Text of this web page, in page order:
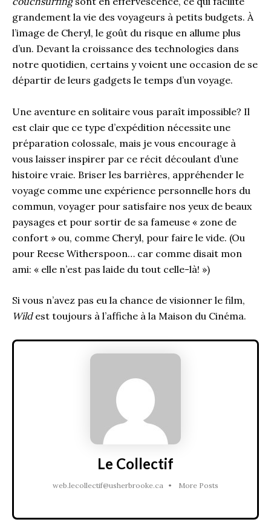
grandement la vie des voyageurs à petits budgets. À
l’image de Cheryl, le goût du risque en allume plus
d’un. Devant la croissance des technologies dans
notre quotidien, certains y voient une occasion de se
départir de leurs gadgets le temps d’un voyage.
Une aventure en solitaire vous paraît impossible? Il
est clair que ce type d’expédition nécessite une
préparation colossale, mais je vous encourage à
vous laisser inspirer par ce récit découlant d’une
histoire vraie. Briser les barrières, appréhender le
voyage comme une expérience personnelle hors du
commun, voyager pour satisfaire nos yeux de beaux
paysages et pour sortir de sa fameuse « zone de
confort » ou, comme Cheryl, pour faire le vide. (Ou
pour Reese Witherspoon… car comme disait mon
ami: « elle n’est pas laide du tout celle-là! »)
Si vous n’avez pas eu la chance de visionner le film,
Wildest toujours à l’affiche à la Maison du Cinéma.
Le Collectif
web.lecollectif@usherbrooke.ca • More Posts